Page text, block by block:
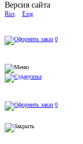
Версия сайта
Rus Eng
0
0